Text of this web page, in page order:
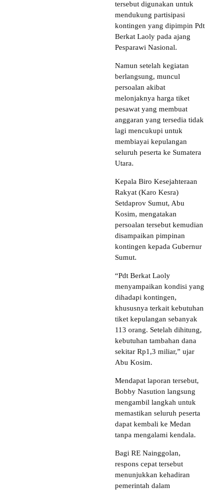
tersebut digunakan untuk
mendukung partisipasi
kontingen yang dipimpin Pdt
Berkat Laoly pada ajang
Pesparawi Nasional.
Namun setelah kegiatan
berlangsung, muncul
persoalan akibat
melonjaknya harga tiket
pesawat yang membuat
anggaran yang tersedia tidak
lagi mencukupi untuk
membiayai kepulangan
seluruh peserta ke Sumatera
Utara.
Kepala Biro Kesejahteraan
Rakyat (Karo Kesra)
Setdaprov Sumut, Abu
Kosim, mengatakan
persoalan tersebut kemudian
disampaikan pimpinan
kontingen kepada Gubernur
Sumut.
“Pdt Berkat Laoly
menyampaikan kondisi yang
dihadapi kontingen,
khususnya terkait kebutuhan
tiket kepulangan sebanyak
113 orang. Setelah dihitung,
kebutuhan tambahan dana
sekitar Rp1,3 miliar,” ujar
Abu Kosim.
Mendapat laporan tersebut,
Bobby Nasution langsung
mengambil langkah untuk
memastikan seluruh peserta
dapat kembali ke Medan
tanpa mengalami kendala.
Bagi RE Nainggolan,
respons cepat tersebut
menunjukkan kehadiran
pemerintah dalam